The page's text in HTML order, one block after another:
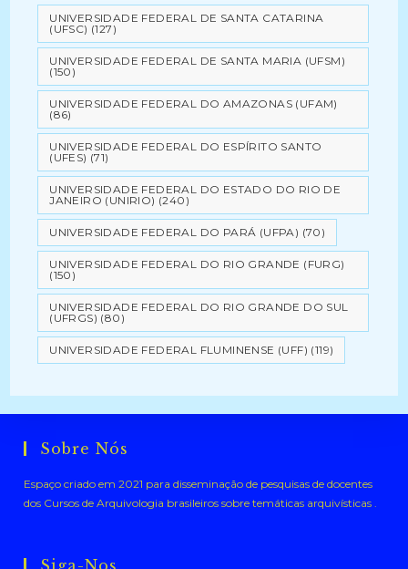
UNIVERSIDADE FEDERAL DE SANTA CATARINA
(UFSC) (127)
UNIVERSIDADE FEDERAL DE SANTA MARIA (UFSM)
(150)
UNIVERSIDADE FEDERAL DO AMAZONAS (UFAM)
(86)
UNIVERSIDADE FEDERAL DO ESPÍRITO SANTO
(UFES) (71)
UNIVERSIDADE FEDERAL DO ESTADO DO RIO DE
JANEIRO (UNIRIO) (240)
UNIVERSIDADE FEDERAL DO PARÁ (UFPA) (70)
UNIVERSIDADE FEDERAL DO RIO GRANDE (FURG)
(150)
UNIVERSIDADE FEDERAL DO RIO GRANDE DO SUL
(UFRGS) (80)
UNIVERSIDADE FEDERAL FLUMINENSE (UFF) (119)
Sobre Nós
Espaço criado em 2021 para disseminação de pesquisas de docentes
dos Cursos de Arquivologia brasileiros sobre temáticas arquivísticas .
Siga-Nos